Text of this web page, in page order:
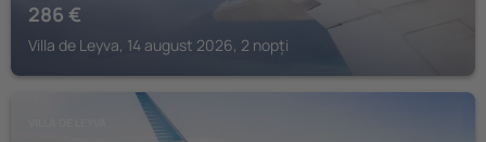
286 €
Villa de Leyva, 14 august 2026, 2 nopți